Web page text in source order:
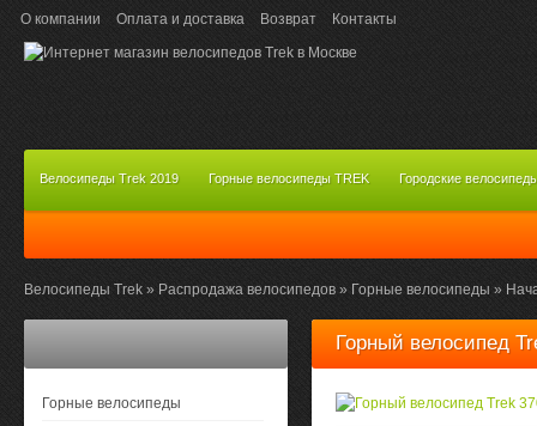
О компании Оплата и доставка Возврат Контакты
Велосипеды Trek 2019 Горные велосипеды TREK Городские
Велосипеды Trek » Распродажа велосипедов » Горные велосипеды »
Горные велосипеды
Горный велосипед